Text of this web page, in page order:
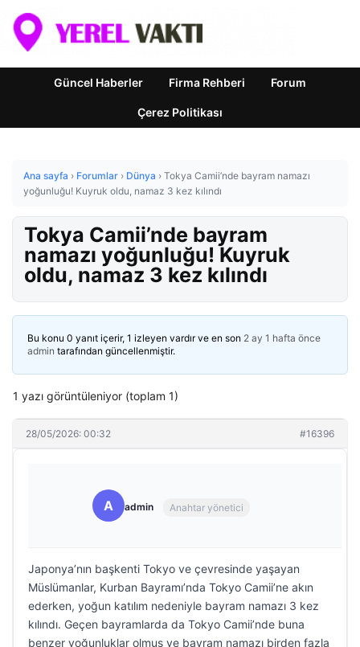
Güncel Haberler Firma Rehberi Forum
Çerez Politikası
Ana sayfa › Forumlar › Dünya › Tokya Camii’nde bayram namazı
yoğunluğu! Kuyruk oldu, namaz 3 kez kılındı
Tokya Camii’nde bayram
namazı yoğunluğu! Kuyruk
oldu, namaz 3 kez kılındı
Bu konu 0 yanıt içerir, 1 izleyen vardır ve en son 2 ay 1 hafta önce
admin tarafından güncellenmiştir.
1 yazı görüntüleniyor (toplam 1)
28/05/2026: 00:32 #16396
A admin Anahtar yönetici
Japonya’nın başkenti Tokyo ve çevresinde yaşayan
Müslümanlar, Kurban Bayramı’nda Tokyo Camii’ne akın
ederken, yoğun katılım nedeniyle bayram namazı 3 kez
kılındı. Geçen bayramlarda da Tokyo Camii’nde buna
benzer yoğunluklar olmuş ve bayram namazı birden fazla